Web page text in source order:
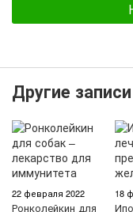
Другие записи
22 февраля 2022
Ронколейкин для
18